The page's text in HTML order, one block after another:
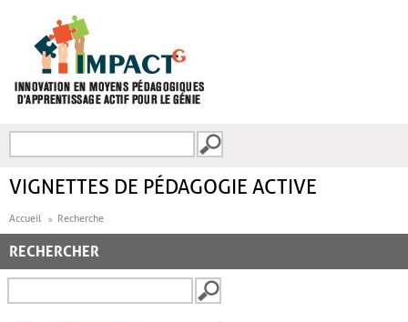
FORMULAIRE DE
VIGNETTES DE PÉDAGOGIE ACTIVE
Accueil Recherche
RECHERCHER